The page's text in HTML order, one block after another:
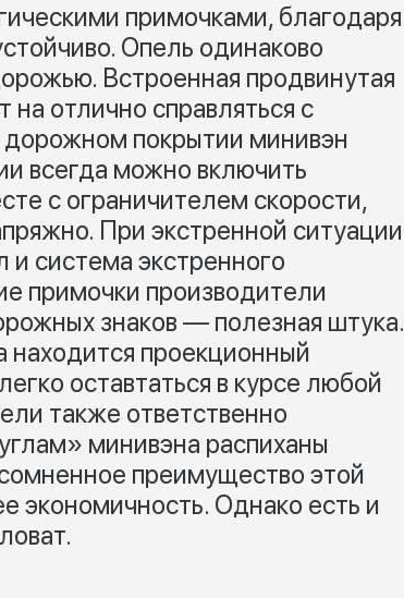
примочками, благодаря
Опель одинаково
Встроенная продвинутая
на отлично справляться с
покрытии минивэн
всегда можно включить
с ограничителем скорости,
При экстренной ситуации
система экстренного
примочки производители
знаков — полезная штука.
проекционный
оставтаться в курсе любой
также ответственно
минивэна распиханы
преимущество этой
Однако есть и